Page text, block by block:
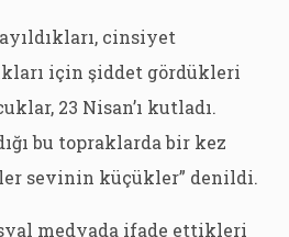
cinsiyet
için şiddet gördükleri
23 Nisan’ı kutladı.
bu topraklarda bir kez
sevinin küçükler” denildi.
medyada ifade ettikleri